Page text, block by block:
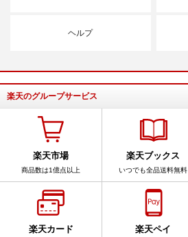
ヘルプ
楽天のグループサービス
楽天市場
商品数は1億点以上
楽天ブックス
いつでも全品送料無料
楽天カード 楽天ペイ